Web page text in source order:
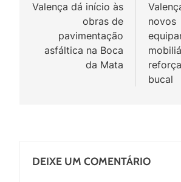
Post
Valença dá início às
obras de
pavimentação
asfáltica na Boca
da Mata
novos
bucal
DEIXE UM COMENTÁRIO